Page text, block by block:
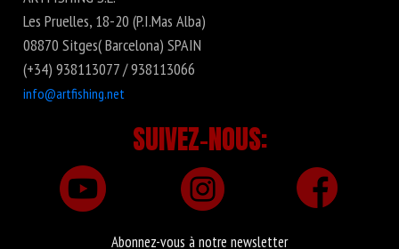
Les Pruelles, 18-20 (P.I.Mas Alba)
08870 Sitges( Barcelona) SPAIN
(+34) 938113077 / 938113066
info@artfishing.net
SUIVEZ-NOUS:
Abonnez-vous à notre newsletter